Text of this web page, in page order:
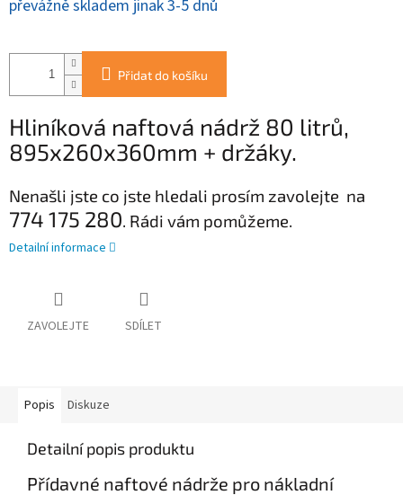
cena:
převážně skladem jinak 3-5 dnů
Přidat do košíku
Hliníková naftová nádrž 80 litrů,
895x260x360mm + držáky.
Nenašli jste co jste hledali prosím zavolejte na
774 175 280. Rádi vám pomůžeme.
Detailní informace
ZAVOLEJTE SDÍLET
Popis Diskuze
Detailní popis produktu
Přídavné naftové nádrže pro nákladní